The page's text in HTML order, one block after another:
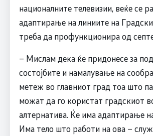
националните телевизии, веќе се
адаптирање на линиите на
треба да профункционира од
– Мислам дека ќе придонесе за
состојбите и намалување на
метеж во главниот град тоа што
можат да го користат градскиот
алтернатива. Ќе има адаптирање
Има тело што работи на ова –